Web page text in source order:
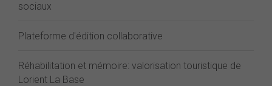
sociaux
Plateforme d'édition collaborative
Réhabilitation et mémoire: valorisation touristique de
Lorient La Base